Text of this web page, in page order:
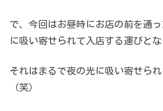
で、今回はお昼時にお店の前を通
に吸い寄せられて入店する運びとな
それはまるで夜の光に吸い寄せられ
（笑）